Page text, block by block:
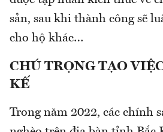
sản, sau khi thành công sẽ
cho hộ khác…
CHÚ TRỌNG TẠO
KẾ
Trong năm 2022, các chính